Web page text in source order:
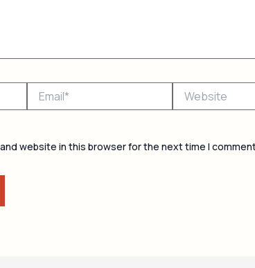
website in this browser for the next time I